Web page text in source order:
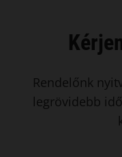
Rendelőnk
legrövidebb